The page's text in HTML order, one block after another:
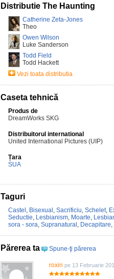
Distributie The Haunting
Catherine Zeta-Jones
Theo
Owen Wilson
Luke Sanderson
Todd Field
Todd Hackett
Vezi toata distributia
Caseta tehnică
Produs de
DreamWorks SKG
Distribuitorul international
United International Pictures (UIP)
Țara
SUA
Taguri
Castel , Bisexual , Sacrificiu, Schelet,
Seductie, Lesbianism, Moarte,
sora - sora, Supranatural , Decapitare,
Părerea ta Spune-ţi părerea
roxin pe 13 Februarie